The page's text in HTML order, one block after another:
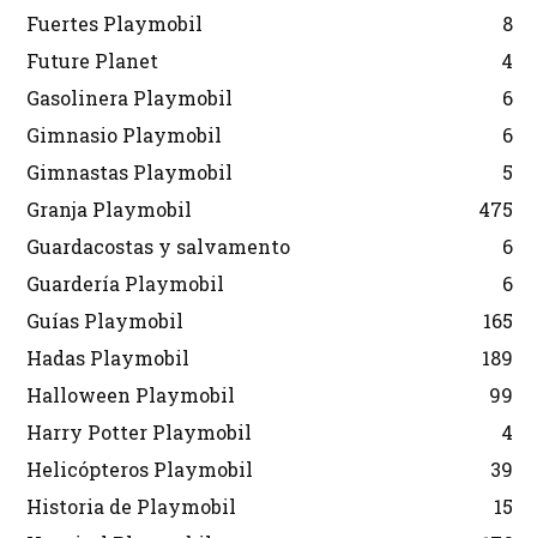
Fuertes Playmobil
8
Future Planet
4
Gasolinera Playmobil
6
Gimnasio Playmobil
6
Gimnastas Playmobil
5
Granja Playmobil
475
Guardacostas y salvamento
6
Guardería Playmobil
6
Guías Playmobil
165
Hadas Playmobil
189
Halloween Playmobil
99
Harry Potter Playmobil
4
Helicópteros Playmobil
39
Historia de Playmobil
15